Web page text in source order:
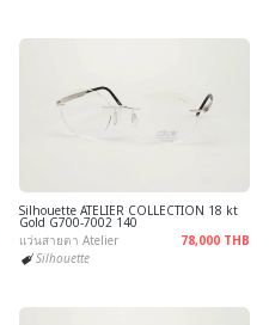
Silhouette ATELIER COLLECTION 18 kt
Gold G700-7002 140
แว่นสายตา Atelier
78,000 THB
Silhouette